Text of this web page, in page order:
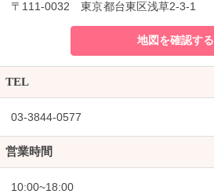
〒111-0032 東京都台東区浅草2-3-1
地図を確認する
TEL
03-3844-0577
営業時間
10:00~18:00